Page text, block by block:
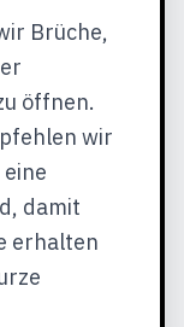
Brüche,
öffnen.
wir
damit
erhalten